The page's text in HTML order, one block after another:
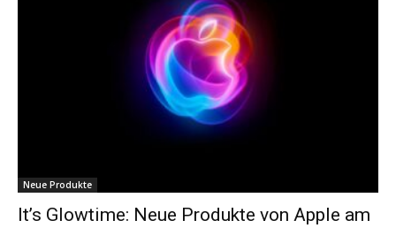
Neue Produkte
It’s Glowtime: Neue Produkte von Apple am